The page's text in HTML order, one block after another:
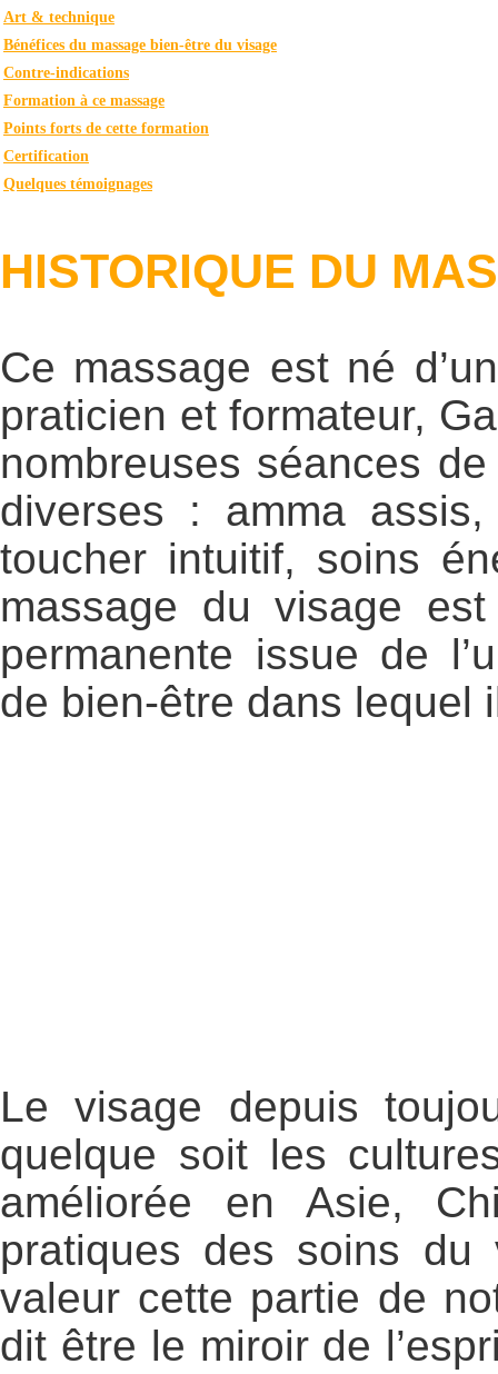
Art & technique
Bénéfices du massage bien-être du visage
Contre-indications
Formation à ce massage
Points forts de cette formation
Certification
Quelques témoignages
HISTORIQUE DU
Ce massage est né
praticien et formateur,
nombreuses séances
diverses : amma
toucher intuitif, soins
massage du visage
permanente issue de
de bien-être dans lequel
Le visage depuis
quelque soit les
améliorée en Asie,
pratiques des soins
valeur cette partie de
dit être le miroir de